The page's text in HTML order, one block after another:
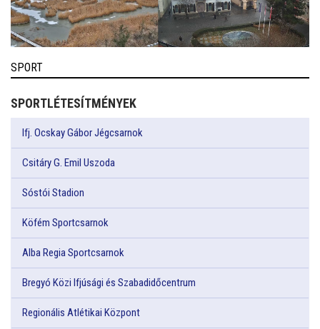
SPORT
SPORTLÉTESÍTMÉNYEK
Ifj. Ocskay Gábor Jégcsarnok
Csitáry G. Emil Uszoda
Sóstói Stadion
Köfém Sportcsarnok
Alba Regia Sportcsarnok
Bregyó Közi Ifjúsági és Szabadidőcentrum
Regionális Atlétikai Központ